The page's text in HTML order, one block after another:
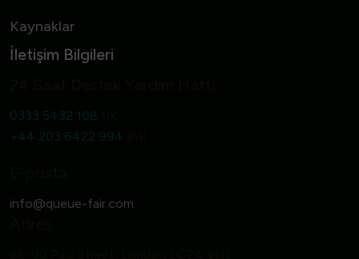
Kaynaklar
İletişim Bilgileri
0333 5432 108
+44 203 6422 994